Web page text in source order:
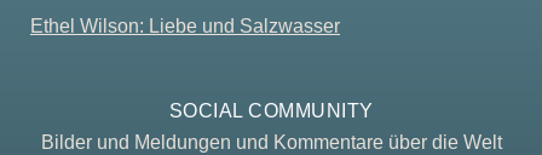
Ethel Wilson: Liebe und Salzwasser
SOCIAL COMMUNITY
Bilder und Meldungen und Kommentare über die Welt